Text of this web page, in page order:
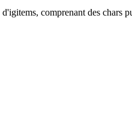
comprenant des chars